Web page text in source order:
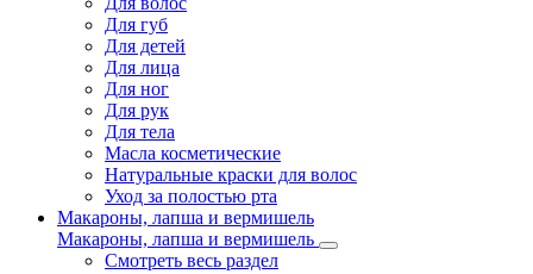
Для губ
Для детей
Для лица
Для ног
Для рук
Для тела
Масла косметические
Натуральные краски для волос
Уход за полостью рта
Макароны, лапша и вермишель
Макароны, лапша и вермишель
Смотреть весь раздел